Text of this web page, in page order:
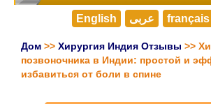
English عربى français
Дом >> Хирургия Индия Отзывы >>
позвоночника в Индии: простой и
избавиться от боли в спине